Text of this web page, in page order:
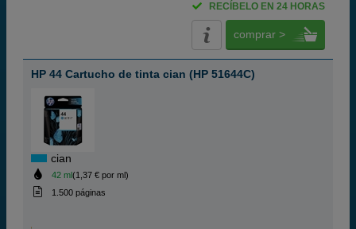
RECÍBELO EN 24 HORAS
comprar >
HP 44 Cartucho de tinta cian (HP 51644C)
cian
42 ml(1,37 € por ml)
1.500 páginas